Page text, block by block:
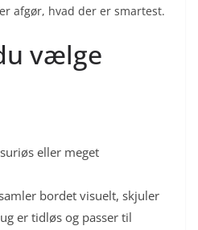
afgør, hvad der er smartest.
vælge
eller meget
bordet visuelt, skjuler
er tidløs og passer til